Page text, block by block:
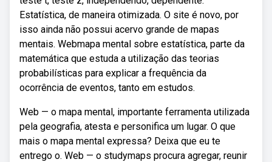
Estatística, de maneira otimizada. O site é novo, por
isso ainda não possui acervo grande de mapas
mentais. Webmapa mental sobre estatística, parte da
matemática que estuda a utilização das teorias
probabilísticas para explicar a frequência da
ocorrência de eventos, tanto em estudos.
Web — o mapa mental, importante ferramenta utilizada
pela geografia, atesta e personifica um lugar. O que
mais o mapa mental expressa? Deixa que eu te
entrego o. Web — o studymaps procura agregar, reunir